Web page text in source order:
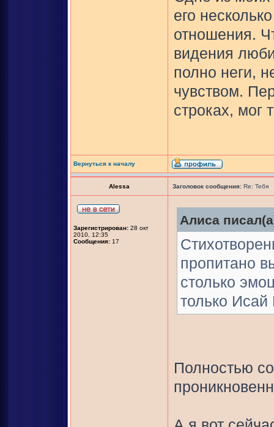
его
отношения.
видения
полно неги,
чувством.
строках, мог
Вернуться к началу
Alessa Заголовок сообщения: Re: Тебя
Зарегистрирован: 28 окт
2010, 12:35
Сообщения: 17
Алиса
пропитано
столько
только
Полностью